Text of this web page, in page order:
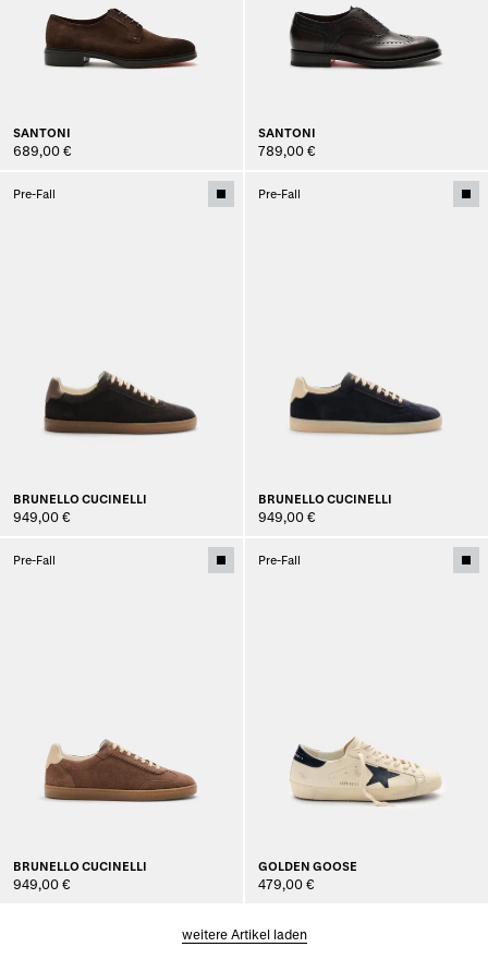
SANTONI
689,00 €
SANTONI
789,00 €
Pre-Fall
BRUNELLO CUCINELLI
949,00 €
Pre-Fall
BRUNELLO CUCINELLI
949,00 €
Pre-Fall
BRUNELLO CUCINELLI
949,00 €
Pre-Fall
GOLDEN GOOSE
479,00 €
weitere Artikel laden